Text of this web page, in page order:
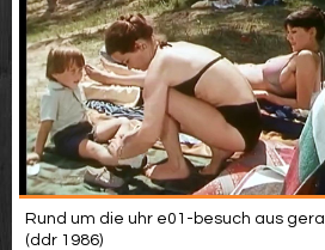
Rund um die uhr e01-besuch aus gera
(ddr 1986)